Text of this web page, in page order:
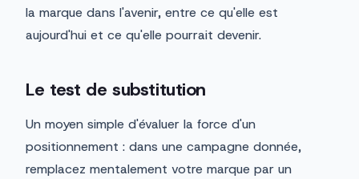
la marque dans l'avenir, entre ce qu'elle est
aujourd'hui et ce qu'elle pourrait devenir.
Le test de substitution
Un moyen simple d'évaluer la force d'un
positionnement : dans une campagne donnée,
remplacez mentalement votre marque par un